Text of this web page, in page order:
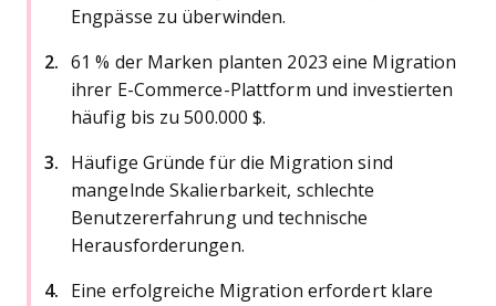
Engpässe zu überwinden.
61 % der Marken planten 2023 eine Migration
ihrer E-Commerce-Plattform und investierten
häufig bis zu 500.000 $.
Häufige Gründe für die Migration sind
mangelnde Skalierbarkeit, schlechte
Benutzererfahrung und technische
Herausforderungen.
Eine erfolgreiche Migration erfordert klare